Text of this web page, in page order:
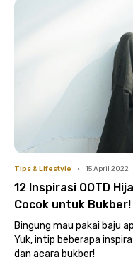
Tips & Lifestyle • 15 April 2022
12 Inspirasi OOTD
Cocok untuk Bukber!
Bingung mau pakai baju
Yuk, intip beberapa
dan acara bukber!